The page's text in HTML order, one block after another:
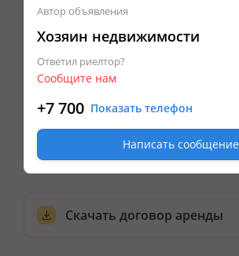
Автор объявления
Хозяин недвижимости
Ответил риелтор?
Сообщите нам
+7 700 Показать телефон
Написать сообщение
Скачать договор аренды